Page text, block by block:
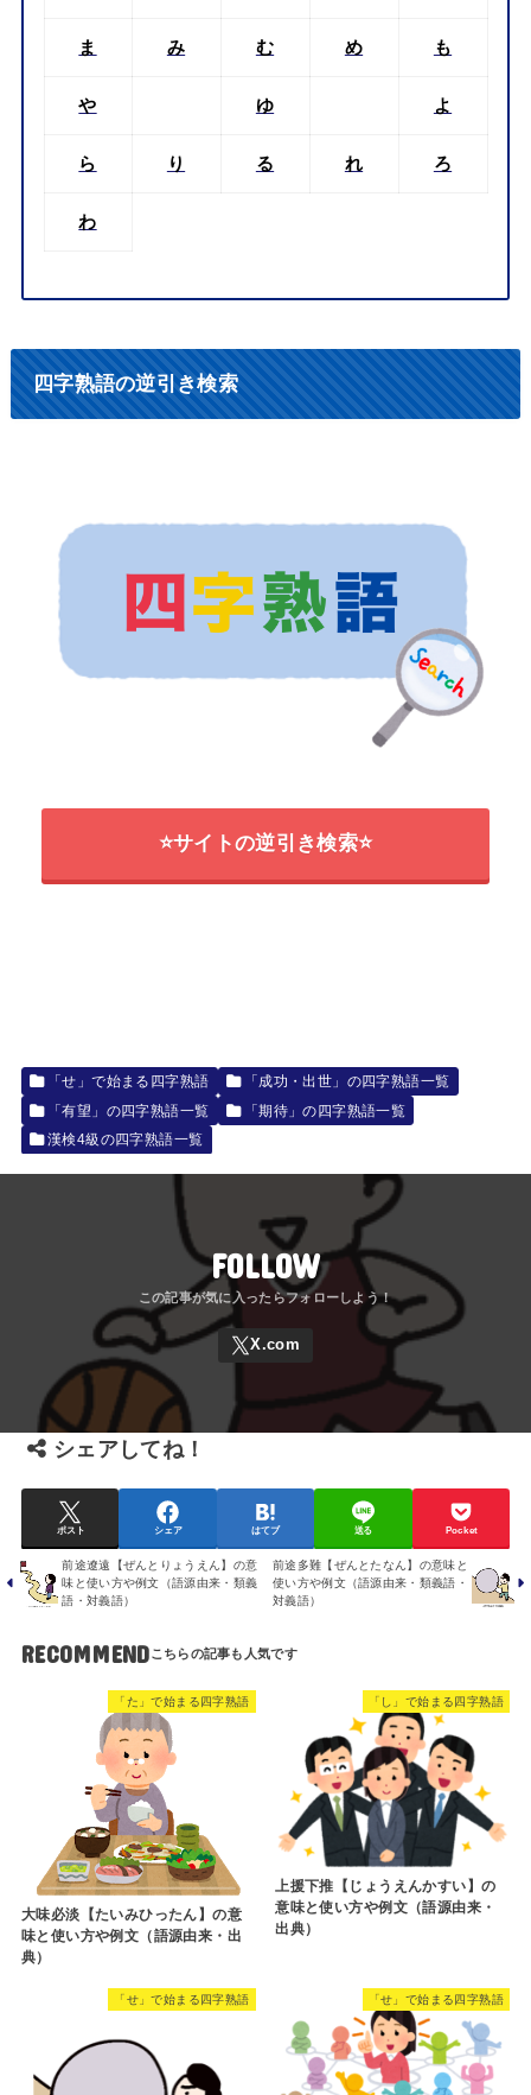
ま み む め も
や ゆ よ
ら り る れ ろ
わ
四字熟語の逆引き検索
⭐サイトの逆引き検索⭐
「せ」で始まる四字熟語
「成功・出世」の四字熟語一覧
「有望」の四字熟語一覧
「期待」の四字熟語一覧
漢検4級の四字熟語一覧
FOLLOW
シェアしてね！
ポスト シェア はてブ 送る Pocket
前途遼遠【ぜんとりょうえん】の意
味と使い方や例文（語源由来・類義
語・対義語）
前途多難【ぜんとたなん】の意味と
使い方や例文（語源由来・類義語・
対義語）
RECOMMEND
「た」で始まる四字熟語
大味必淡【たいみひったん】の意
味と使い方や例文（語源由来・出
典）
「し」で始まる四字熟語
上援下推【じょうえんかすい】の
意味と使い方や例文（語源由来・
出典）
「せ」で始まる四字熟語 「せ」で始まる四字熟語